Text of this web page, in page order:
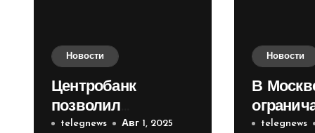
Новости
Центробанк
позволил
инвесторам из
telegnews Авг 1, 2025
Новости
В
telegnews